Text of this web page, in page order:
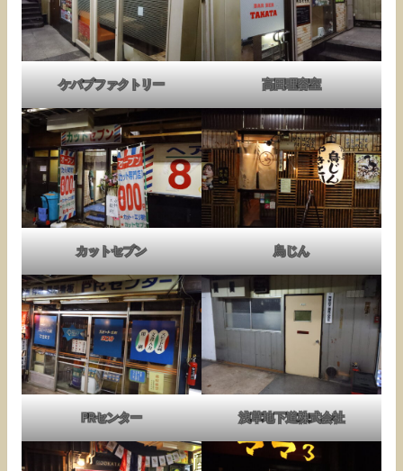
ケバブファクトリー 高田理容室
カットセブン 鳥じん
PRセンター 浅草地下道株式会社